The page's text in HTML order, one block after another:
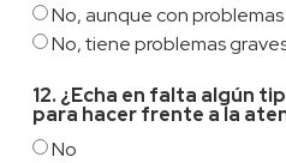
No, aunque con
No, tiene problemas
12. ¿Echa en falta algún
para hacer frente a la
No